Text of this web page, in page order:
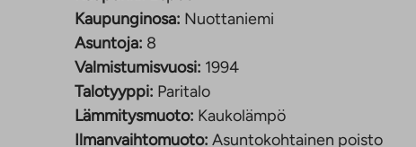
Kaupunginosa: Nuottaniemi
Asuntoja: 8
Valmistumisvuosi: 1994
Talotyyppi: Paritalo
Lämmitysmuoto: Kaukolämpö
Ilmanvaihtomuoto: Asuntokohtainen poisto